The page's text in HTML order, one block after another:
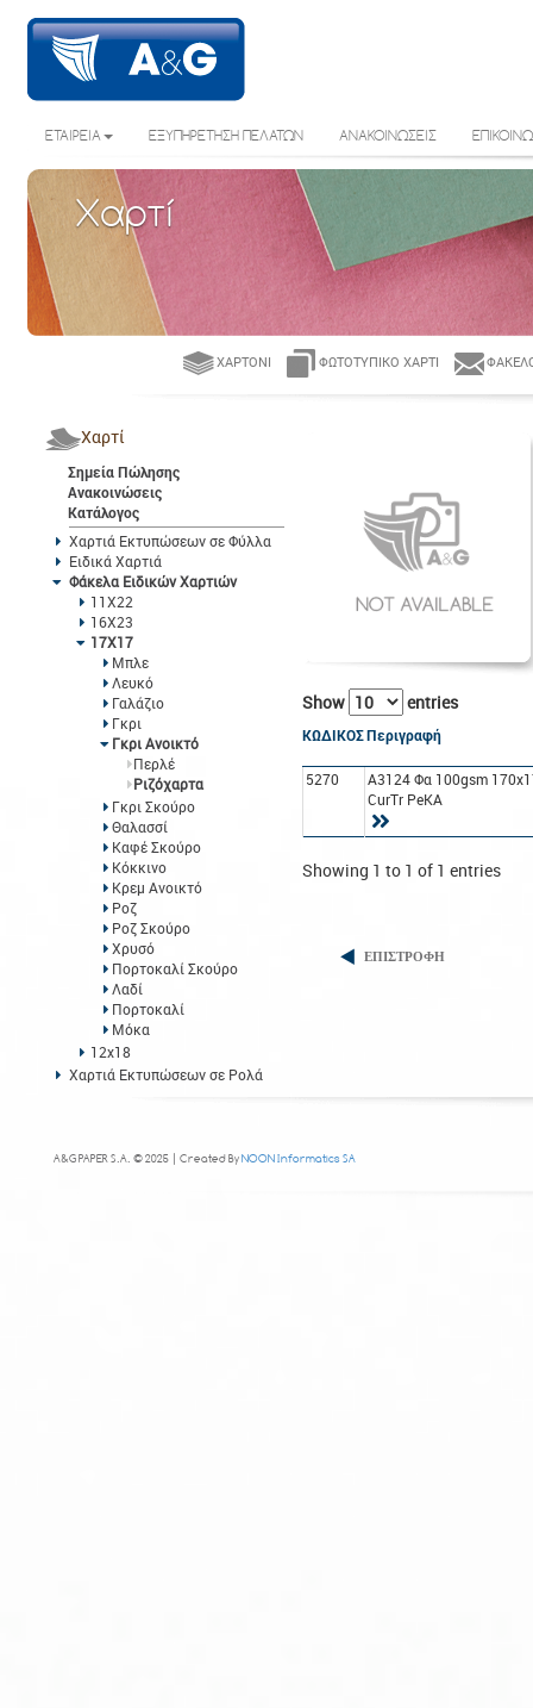
ΕΤΑΙΡΕΙΑ ΕΞΥΠΗΡΕΤΗΣΗ ΠΕΛΑΤΩΝ ΑΝΑΚΟΙΝΩΣΕΙΣ
Χαρτί
ΧΑΡΤΌΝΙ ΦΩΤΟΤΥΠΙΚΌ ΧΑΡΤΊ
Χαρτί
Σημεία Πώλησης
Ανακοινώσεις
Κατάλογος
Χαρτιά Εκτυπώσεων σε Φύλλα
Ειδικά Χαρτιά
Φάκελα Ειδικών Χαρτιών
11Χ22
16Χ23
17Χ17
Μπλε
Λευκό
Γαλάζιο
Γκρι
Γκρι Ανοικτό
Περλέ
Ριζόχαρτα
Γκρι Σκούρο
Θαλασσί
Καφέ Σκούρο
Κόκκινο
Κρεμ Ανοικτό
Ροζ
Ροζ Σκούρο
Χρυσό
Πορτοκαλί Σκούρο
Λαδί
Πορτοκαλί
Μόκα
12x18
Χαρτιά Εκτυπώσεων σε Ρολά
Show entries
ΚΩΔΙΚΟΣΠεριγραφή
5270
A3124 Φα 100gsm
CurTr PeΚΑ
Showing 1 to 1 of 1 entries
ΕΠΙΣΤΡΟΦΗ
A&G PAPER S.A. © 2025 | Created ByNOON Informatics SA